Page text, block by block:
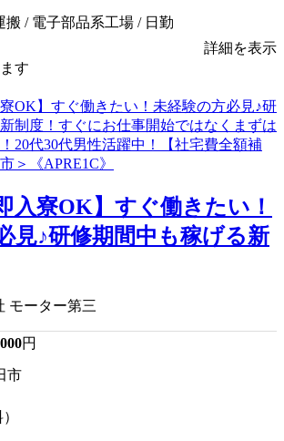
搬 / 電子部品系工場 / 日勤
詳細を表示
す
入寮OK】すぐ働きたい！
見♪研修期間中も稼げる新
モーター第三
円
市